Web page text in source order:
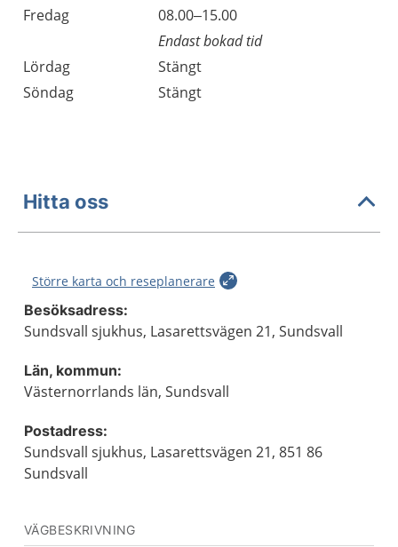
Fredag
08.00–15.00
Endast bokad tid
Lördag
Stängt
Söndag
Stängt
Hitta oss
Större karta och reseplanerare
Besöksadress:
Sundsvall sjukhus, Lasarettsvägen 21, Sundsvall
Län, kommun:
Västernorrlands län, Sundsvall
Postadress:
Sundsvall sjukhus, Lasarettsvägen 21, 851 86
Sundsvall
VÄGBESKRIVNING